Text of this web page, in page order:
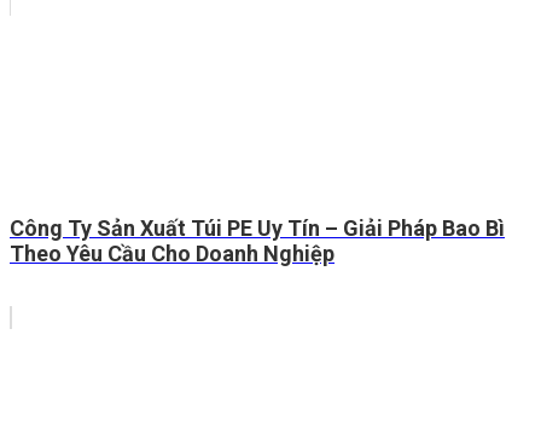
Công Ty Sản Xuất Túi PE Uy Tín – Giải Pháp Bao Bì
Theo Yêu Cầu Cho Doanh Nghiệp